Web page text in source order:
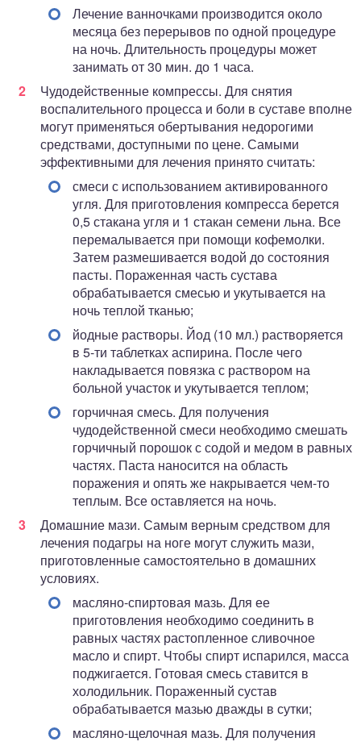
Лечение ванночками производится около
месяца без перерывов по одной процедуре
на ночь. Длительность процедуры может
занимать от 30 мин. до 1 часа.
Чудодейственные компрессы. Для снятия
воспалительного процесса и боли в суставе вполне
могут применяться обертывания недорогими
средствами, доступными по цене. Самыми
эффективными для лечения принято считать:
смеси с использованием активированного
угля. Для приготовления компресса берется
0,5 стакана угля и 1 стакан семени льна. Все
перемалывается при помощи кофемолки.
Затем размешивается водой до состояния
пасты. Пораженная часть сустава
обрабатывается смесью и укутывается на
ночь теплой тканью;
йодные растворы. Йод (10 мл.) растворяется
в 5-ти таблетках аспирина. После чего
накладывается повязка с раствором на
больной участок и укутывается теплом;
горчичная смесь. Для получения
чудодейственной смеси необходимо смешать
горчичный порошок с содой и медом в равных
частях. Паста наносится на область
поражения и опять же накрывается чем-то
теплым. Все оставляется на ночь.
Домашние мази. Самым верным средством для
лечения подагры на ноге могут служить мази,
приготовленные самостоятельно в домашних
условиях.
масляно-спиртовая мазь. Для ее
приготовления необходимо соединить в
равных частях растопленное сливочное
масло и спирт. Чтобы спирт испарился, масса
поджигается. Готовая смесь ставится в
холодильник. Пораженный сустав
обрабатывается мазью дважды в сутки;
масляно-щелочная мазь. Для получения